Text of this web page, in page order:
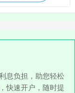
息负担，助您轻松
快速开户，随时提